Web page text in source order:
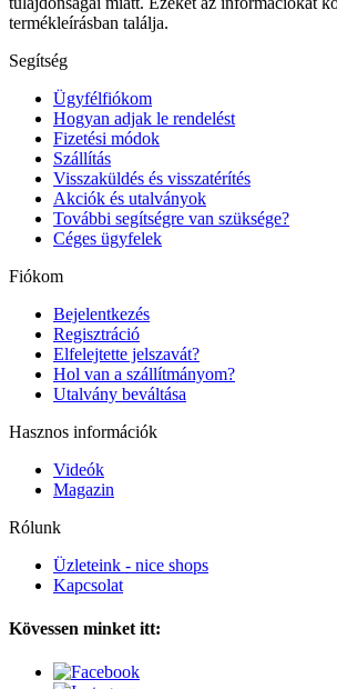
termékleírásban találja.
Segítség
Ügyfélfiókom
Hogyan adjak le rendelést
Fizetési módok
Szállítás
Visszaküldés és visszatérítés
Akciók és utalványok
További segítségre van szüksége?
Céges ügyfelek
Fiókom
Bejelentkezés
Regisztráció
Elfelejtette jelszavát?
Hol van a szállítmányom?
Utalvány beváltása
Hasznos információk
Videók
Magazin
Rólunk
Üzleteink - nice shops
Kapcsolat
Kövessen minket itt: